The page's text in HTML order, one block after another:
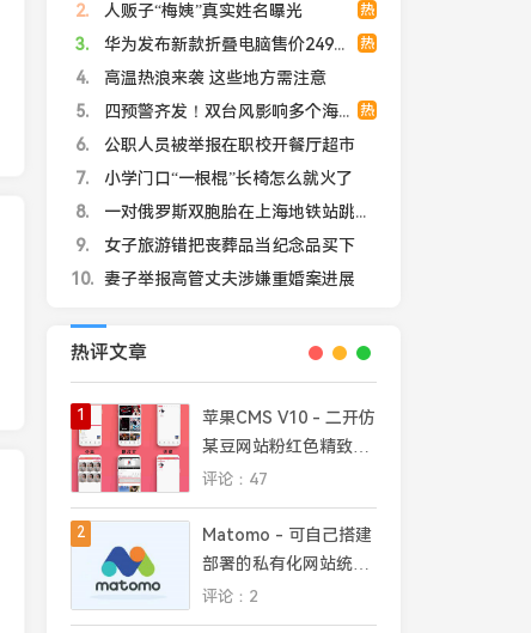
2
热
人贩子“梅姨”真实姓名曝光
3
热
华为发布新款折叠电脑售价24999元起
4
高温热浪来袭 这些地方需注意
5
热
四预警齐发！双台风影响多个海域
6
公职人员被举报在职校开餐厅超市
7
小学门口“一根棍”长椅怎么就火了
8
一对俄罗斯双胞胎在上海地铁站跳芭蕾
9
女子旅游错把丧葬品当纪念品买下
10
妻子举报高管丈夫涉嫌重婚案进展
热评文章
1
苹果CMS V10 - 二开仿
某豆网站粉红色精致模
板
评论：47
2
Matomo - 可自己搭建
部署的私有化网站统计
平台，完全掌控网站数
据安全和隐私
评论：2